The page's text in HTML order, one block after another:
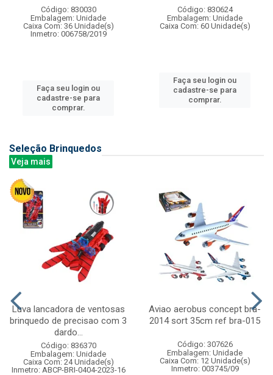
Código: 830030
Embalagem: Unidade
Caixa Com: 36 Unidade(s)
Inmetro: 006758/2019
Faça seu login ou
cadastre-se para
comprar.
Código: 830624
Embalagem: Unidade
Caixa Com: 60 Unidade(s)
Faça seu login ou
cadastre-se para
comprar.
Seleção Brinquedos
Veja mais
Luva lancadora de ventosas
brinquedo de precisao com 3
dardo...
Código: 836370
Embalagem: Unidade
Caixa Com: 24 Unidade(s)
Inmetro: ABCP-BRI-0404-2023-16
Aviao aerobus concept bra-
2014 sort 35cm ref bra-015
Código: 307626
Embalagem: Unidade
Caixa Com: 12 Unidade(s)
Inmetro: 003745/09